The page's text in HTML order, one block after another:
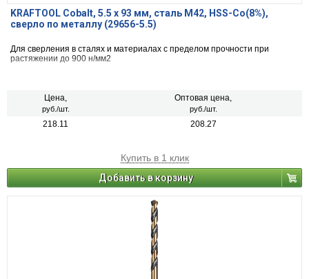
KRAFTOOL Cobalt, 5.5 х 93 мм, сталь М42, HSS-Co(8%),
сверло по металлу (29656-5.5)
Для сверления в сталях и материалах с пределом прочности при
растяжении до 900 н/мм2
Цена,
руб./шт.
Оптовая цена,
руб./шт.
218.11 208.27
Купить в 1 клик
Добавить в корзину